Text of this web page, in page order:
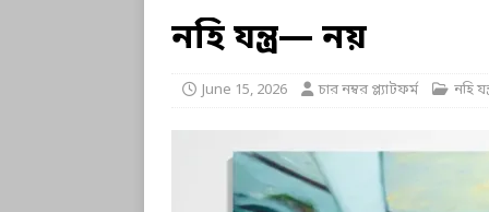
নহি যন্ত্র— নয়
June 15, 2026 চার নম্বর প্ল্যাটফর্ম নহি